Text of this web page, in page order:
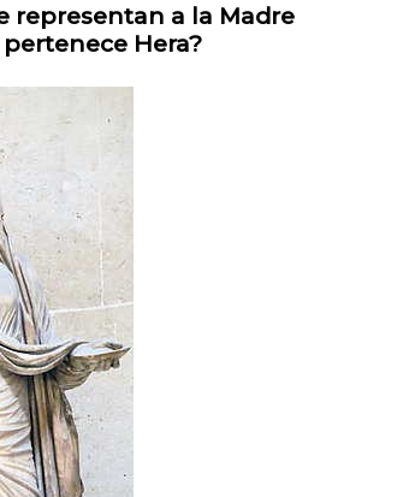
representan a la Madre
Hera?